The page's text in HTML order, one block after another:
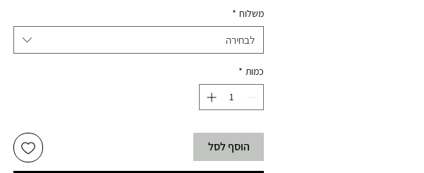
משלוח *
לבחירה
כמות *
הוסף לסל